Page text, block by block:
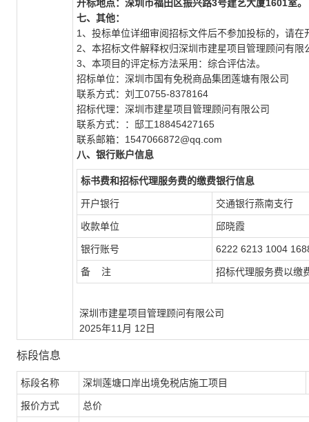
开标地点：深圳市福田区振兴路3号建艺大厦1601室。
七、其他：
1、投标单位详细审阅招标文件后不参加投标的，请
2、本招标文件解释权归深圳市建星项目管理顾问有限
3、本项目的评定标方法采用：综合评估法。
招标单位：深圳市国有免税商品集团莲塘有限公司
联系方式：刘工0755-8378164
招标代理：深圳市建星项目管理顾问有限公司
联系方式：：邸工18845427165
联系邮箱：1547066872@qq.com
八、银行账户信息
标书费和招标代理服务费的缴费银行信息
开户银行 交通银行燕南支行
收款单位 邱晓霞
银行账号 6222 6213 1004
备 注 招标代理服务费以缴
深圳市建星项目管理顾问有限公司
2025年11月 12日
标段信息
标段名称 深圳莲塘口岸出境免税店施工项目
报价方式 总价